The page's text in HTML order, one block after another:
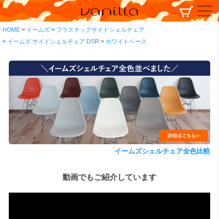
HOME イームズ
プラスチックサイドシェルチェア
イームズ サイドシェルチェア DSR
ホワイトベース
イームズシェルチェア全色比較
動画でもご紹介しています